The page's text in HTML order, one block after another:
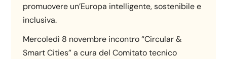
promuovere un’Europa intelligente, sostenibile e
inclusiva.
Mercoledì 8 novembre incontro “Circular &
Smart Cities” a cura del Comitato tecnico